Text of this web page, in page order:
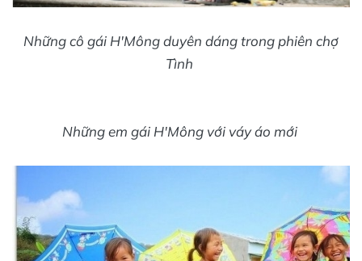
Những cô gái H'Mông duyên dáng trong phiên chợ
Tình
Những em gái H'Mông với váy áo mới